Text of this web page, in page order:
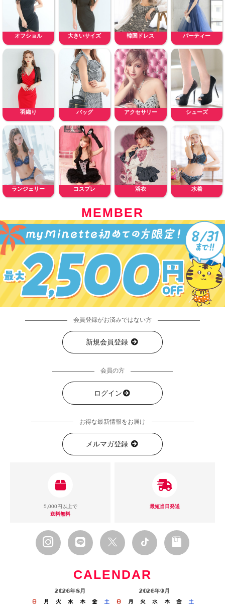
オフショル 大きいサイズ 韓国ドレス パーティー
羽織り バッグ アクセサリー シューズ
ランジェリー コスプレ 浴衣 水着
MEMBER
会員登録がお済みではない方
新規会員登録
会員の方
ログイン
お得な最新情報をお届け
メルマガ登録
5,000円以上で
送料無料
最短当日発送
CALENDAR
2026年8月
日 月 火 水 木 金
土
2026年9月
日 月 火 水 木 金
土